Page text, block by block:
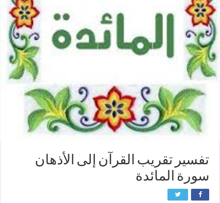
تفسير تقريب القرآن إلى الأذهان
سورة المائدة